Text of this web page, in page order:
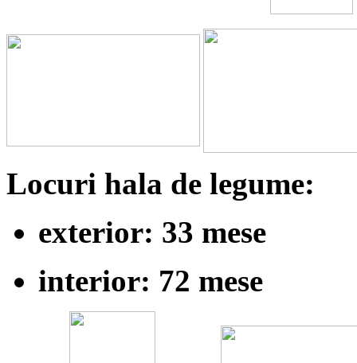
Locuri hala de legume:
exterior: 33 mese
interior: 72 mese